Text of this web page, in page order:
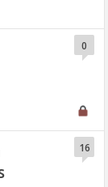
0
16